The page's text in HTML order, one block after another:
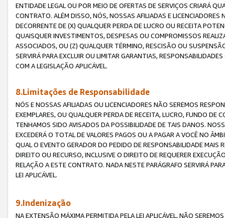
ENTIDADE LEGAL OU POR MEIO DE OFERTAS DE SERVIÇOS CRIARÁ
CONTRATO. ALÉM DISSO, NÓS, NOSSAS AFILIADAS E
DECORRENTE DE (X) QUALQUER PERDA DE LUCRO OU RECEITA
QUAISQUER INVESTIMENTOS, DESPESAS OU COMPROMISSOS
ASSOCIADOS, OU (Z) QUALQUER TÉRMINO, RESCISÃO OU
SERVIRÁ PARA EXCLUIR OU LIMITAR GARANTIAS,
COM A LEGISLAÇÃO APLICÁVEL.
8.Limitações de Responsabilidade
NÓS E NOSSAS AFILIADAS OU LICENCIADORES NÃO SEREMOS
EXEMPLARES, OU QUALQUER PERDA DE RECEITA, LUCRO, FUNDO
TENHAMOS SIDO AVISADOS DA POSSIBILIDADE DE TAIS DANOS.
EXCEDERÁ O TOTAL DE VALORES PAGOS OU A PAGAR A VOCÊ NO
QUAL O EVENTO GERADOR DO PEDIDO DE RESPONSABILIDADE
DIREITO OU RECURSO, INCLUSIVE O DIREITO DE REQUERER
RELAÇÃO A ESTE CONTRATO. NADA NESTE PARÁGRAFO SERVIRÁ
LEI APLICÁVEL.
9.Indenização
NA EXTENSÃO MÁXIMA PERMITIDA PELA LEI APLICÁVEL, NÃO